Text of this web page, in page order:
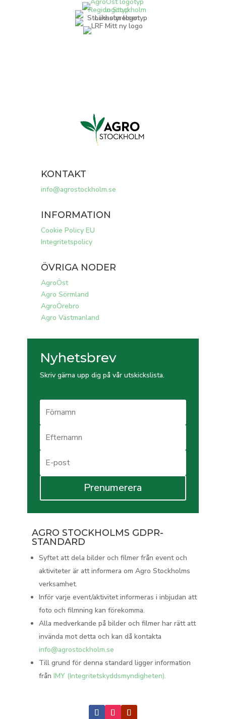
KONTAKT
info@agrostockholm.se
INFORMATION
Cookie Policy EU
Integritetspolicy
ÖVRIGA NODER
AgroÖst
Agro Sörmland
AgroÖrebro
Agro Västmanland
Nyhetsbrev
Skriv gärna upp dig på vår utskickslista.
Prenumerera
AGRO STOCKHOLMS GDPR-
STANDARD
Syftet att dela bilder och filmer från event och
aktiviteter är att informera om Agro Stockholms
verksamhet.
Inför varje event/aktivitet informeras i inbjudan att
foto och filmning kan förekomma.
Alla medverkande på bilder och filmer har rätt att
invända mot detta och kan då kontakta
info@agrostockholm.se
Till grund för denna standard ligger information
från IMY (Integritetskyddsmyndigheten).